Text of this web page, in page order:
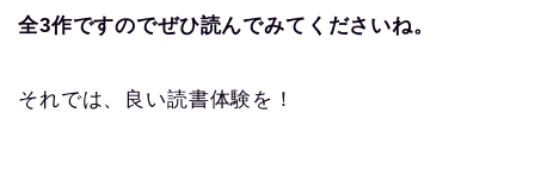
全3作ですのでぜひ読んでみてくださいね。
それでは、良い読書体験を！